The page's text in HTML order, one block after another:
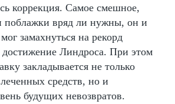
коррекция. Самое смешное,
поблажки вряд ли нужны, он и
замахнуться на рекорд
достижение Линдроса. При этом
закладывается не только
средств, но и
будущих невозвратов.